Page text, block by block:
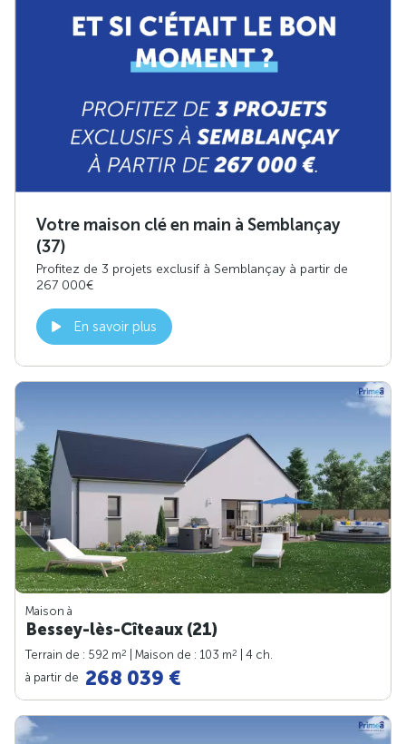
Votre maison clé en main à Semblançay
(37)
Profitez de 3 projets exclusif à Semblançay à partir de
267 000€
En savoir plus
Maison à
Bessey-lès-Cîteaux (21)
Terrain de : 592 m2 | Maison de : 103 m2
| 4 ch.
à partir de 268 039 €